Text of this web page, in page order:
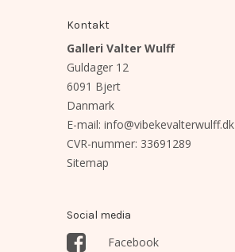
Kontakt
Galleri Valter Wulff
Guldager 12
6091 Bjert
Danmark
E-mail: info@vibekevalterwulff.dk
CVR-nummer: 33691289
Sitemap
Social media
Facebook